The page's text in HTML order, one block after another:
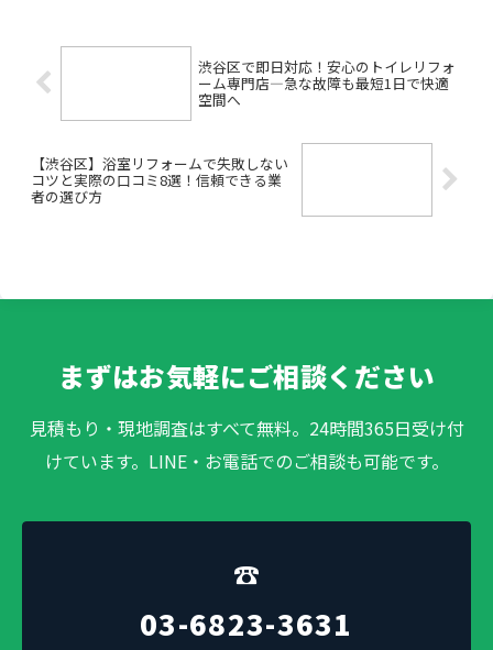
渋谷区で即日対応！安心のトイレリフォ
ーム専門店―急な故障も最短1日で快適
空間へ
【渋谷区】浴室リフォームで失敗しない
コツと実際の口コミ8選！信頼できる業
者の選び方
まずはお気軽にご相談ください
見積もり・現地調査はすべて無料。24時間365日受け付
けています。LINE・お電話でのご相談も可能です。
☎
03-6823-3631